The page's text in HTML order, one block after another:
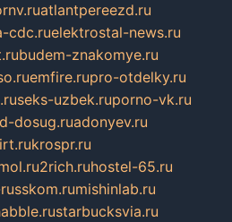
atlantpereezd.ru
cdc.ruelektrostal-news.ru
budem-znakomye.ru
emfire.rupro-otdelky.ru
seks-uzbek.ruporno-vk.ru
dosug.ruadonyev.ru
krospr.ru
2rich.ruhostel-65.ru
mishinlab.ru
starbucksvia.ru